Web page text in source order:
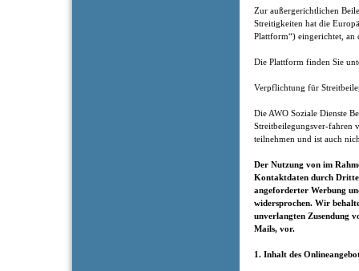
Zur außergerichtlichen
Streitigkeiten hat die
Plattform“) eingerichtet, an
Die Plattform finden Sie
Verpflichtung für
Die AWO Soziale Dienste
Streitbeilegungsver-fahren
teilnehmen und ist auch
Der Nutzung von im
Kontaktdaten durch
angeforderter Werbung
widersprochen. Wir
unverlangten Zusendung
Mails, vor.
1. Inhalt des